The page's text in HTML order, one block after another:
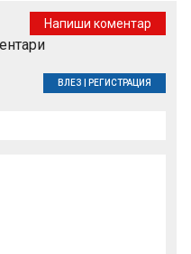
Напиши коментар
ВЛЕЗ РЕГИСТРАЦИЯ